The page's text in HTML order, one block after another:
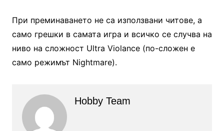
При преминаването не са използвани читове, а
само грешки в самата игра и всичко се случва на
ниво на сложност Ultra Violance (по-сложен е
само режимът Nightmare).
Hobby Team